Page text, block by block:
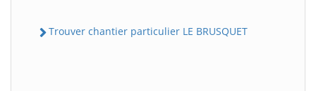
Trouver chantier particulier LE BRUSQUET